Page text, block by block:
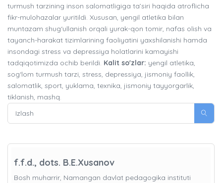
turmush tarzining inson salomatligiga ta’siri haqida atroflicha
fikr-mulohazalar yuritildi. Xususan, yengil atletika bilan
muntazam shug‘ullanish orqali yurak-qon tomir, nafas olish va
tayanch-harakat tizimlarining faoliyatini yaxshilanishi hamda
insondagi stress va depressiya holatlarini kamayishi
tadqiqotimizda ochib berildi. Kalit so'zlar: yengil atletika,
sog‘lom turmush tarzi, stress, depressiya, jismoniy faollik,
salomatlik, sport, yuklama, texnika, jismoniy tayyorgarlik,
tiklanish, mashq.
f.f.d., dots. B.E.Xusanov
Bosh muharrir, Namangan davlat pedagogika instituti